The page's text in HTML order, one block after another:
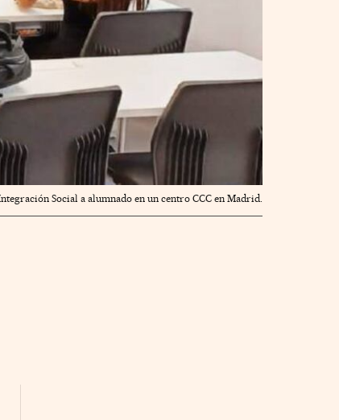
Social a alumnado en un centro CCC en Madrid.